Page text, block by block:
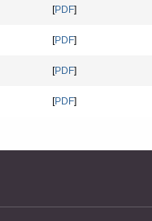
[PDF]
[PDF]
[PDF]
[PDF]